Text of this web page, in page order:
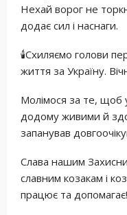
Нехай ворог не
додає сил і наснаги.
🕯Схиляємо голови
життя за Україну.
Молімося за те, щоб
додому живими й
запанував
Слава нашим
славним козакам і
працює та допомагає!